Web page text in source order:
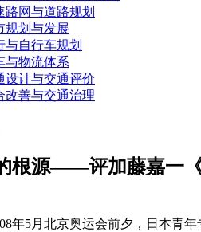
路网与道路规划
规划与发展
与自行车规划
与物流体系
设计与交通评价
改善与交通治理
根源——评加藤嘉一《
5月北京奥运会前夕，日本青年